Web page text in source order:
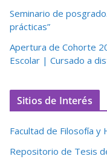
Seminario de
prácticas”
Apertura de Cohorte
Escolar | Cursado a
Sitios de Interés
Facultad de Filosofía y
Repositorio de Tesis